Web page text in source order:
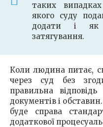
таких
якого суду
додати і як
затягування.
Коли людина питає,
через суд без
правильна
документів і
буде справа
додаткової